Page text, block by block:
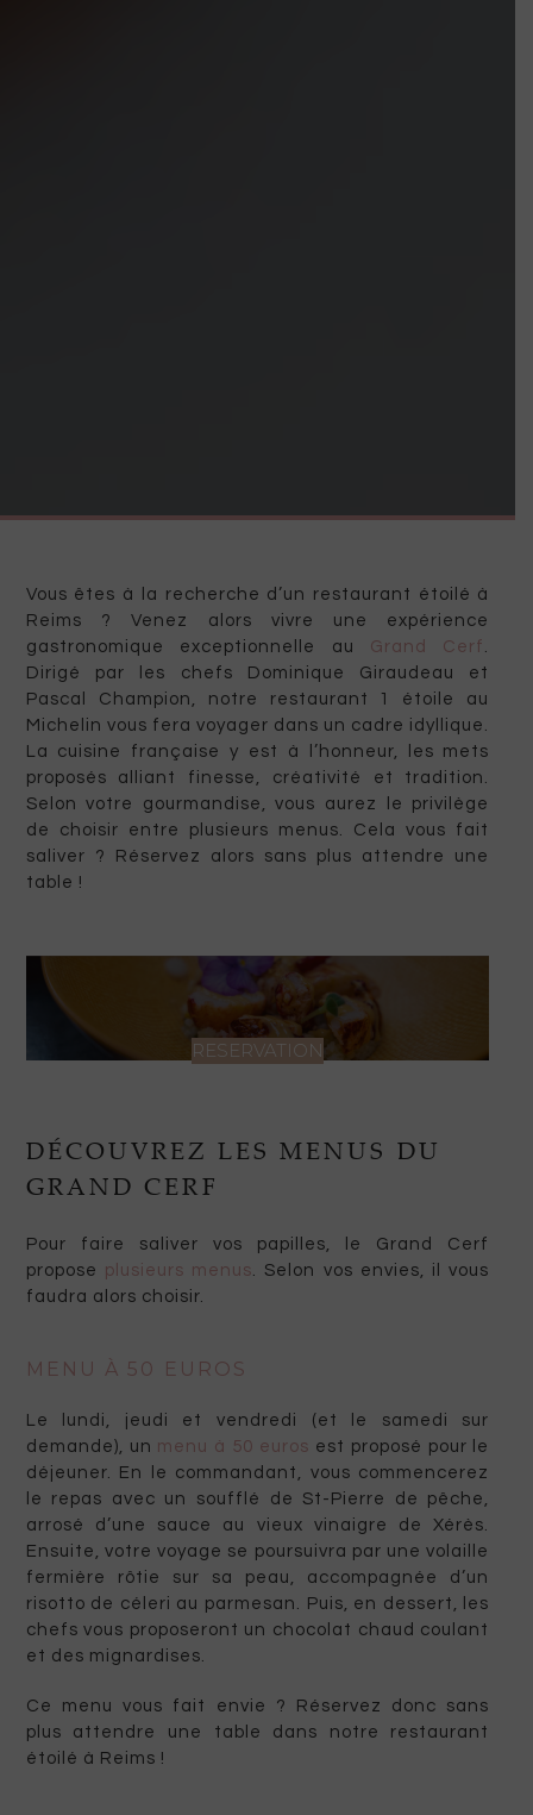
Vous êtes à la recherche d’un restaurant étoilé à
Reims ? Venez alors vivre une expérience
gastronomique exceptionnelle au Grand Cerf .
Dirigé par les chefs Dominique Giraudeau et
Pascal Champion, notre restaurant 1 étoile au
Michelin vous fera voyager dans un cadre idyllique.
La cuisine française y est à l’honneur, les mets
proposés alliant finesse, créativité et tradition.
Selon votre gourmandise, vous aurez le privilège
de choisir entre plusieurs menus. Cela vous fait
saliver ? Réservez alors sans plus attendre une
table !
RESERVATION
DÉCOUVREZ LES MENUS DU
GRAND CERF
Pour faire saliver vos papilles, le Grand Cerf
propose plusieurs menus. Selon vos envies, il vous
faudra alors choisir.
MENU À 50 EUROS
Le lundi, jeudi et vendredi (et le samedi sur
demande), un menu à 50 euros est proposé pour le
déjeuner. En le commandant, vous commencerez
le repas avec un soufflé de St-Pierre de pêche,
arrosé d’une sauce au vieux vinaigre de Xérès.
Ensuite, votre voyage se poursuivra par une volaille
fermière rôtie sur sa peau, accompagnée d’un
risotto de céleri au parmesan. Puis, en dessert, les
chefs vous proposeront un chocolat chaud coulant
et des mignardises.
Ce menu vous fait envie ? Réservez donc sans
plus attendre une table dans notre restaurant
étoilé à Reims !